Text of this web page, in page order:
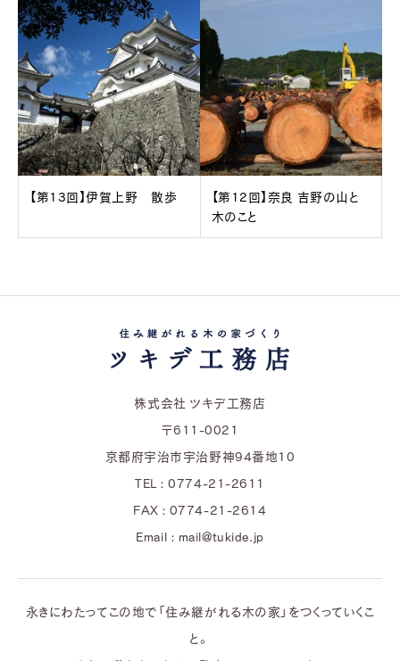
【第13回】伊賀上野 散歩
【第12回】奈良 吉野の山と
木のこと
株式会社 ツキデ工務店
〒611-0021
京都府宇治市宇治野神94番地10
TEL : 0774-21-2611
FAX : 0774-21-2614
Email : mail@tukide.jp
永きにわたってこの地で「住み継がれる木の家」をつくっていくこ
と。